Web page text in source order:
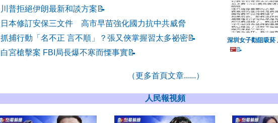
川普拒絕伊朗最新和談方案 📝
日本修訂安保三文件 高市早苗強化國力抗中共威脅
抓捕行動「名不正 言不順」？張又俠掌握習太多祕密📝
白宮槍擊案 FBI局長爆不寒而慄事實📝
（更多首頁文章......）
深圳女子勸阻吸菸
🖼️📝
人民報視頻